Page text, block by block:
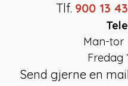
Tlf. 900 13
Man-tor
Fredag
Send gjerne en